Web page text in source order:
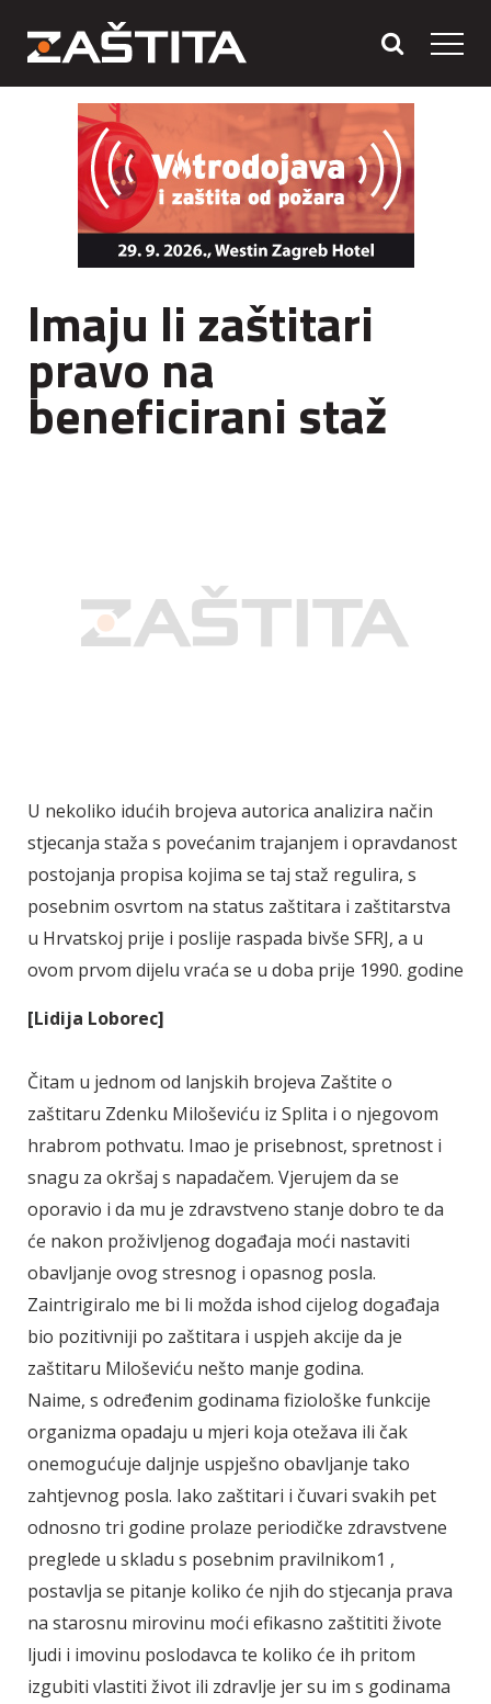
Imaju li zaštitari
pravo na
beneficirani staž
U nekoliko idućih brojeva autorica analizira način
stjecanja staža s povećanim trajanjem i opravdanost
postojanja propisa kojima se taj staž regulira, s
posebnim osvrtom na status zaštitara i zaštitarstva
u Hrvatskoj prije i poslije raspada bivše SFRJ, a u
ovom prvom dijelu vraća se u doba prije 1990. godine
[Lidija Loborec]
Čitam u jednom od lanjskih brojeva Zaštite o
zaštitaru Zdenku Miloševiću iz Splita i o njegovom
hrabrom pothvatu. Imao je prisebnost, spretnost i
snagu za okršaj s napadačem. Vjerujem da se
oporavio i da mu je zdravstveno stanje dobro te da
će nakon proživljenog događaja moći nastaviti
obavljanje ovog stresnog i opasnog posla.
Zaintrigiralo me bi li možda ishod cijelog događaja
bio pozitivniji po zaštitara i uspjeh akcije da je
zaštitaru Miloševiću nešto manje godina.
Naime, s određenim godinama fiziološke funkcije
organizma opadaju u mjeri koja otežava ili čak
onemogućuje daljnje uspješno obavljanje tako
zahtjevnog posla. Iako zaštitari i čuvari svakih pet
odnosno tri godine prolaze periodičke zdravstvene
preglede u skladu s posebnim pravilnikom1 ,
postavlja se pitanje koliko će njih do stjecanja prava
na starosnu mirovinu moći efikasno zaštititi živote
ljudi i imovinu poslodavca te koliko će ih pritom
izgubiti vlastiti život ili zdravlje jer su im s godinama